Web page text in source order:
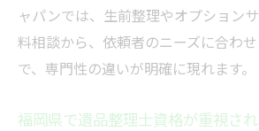
ャパンでは、生前整理やオプション
料相談から、依頼者のニーズに合わ
で、専門性の違いが明確に現れます。
福岡県で遺品整理士資格が重視さ